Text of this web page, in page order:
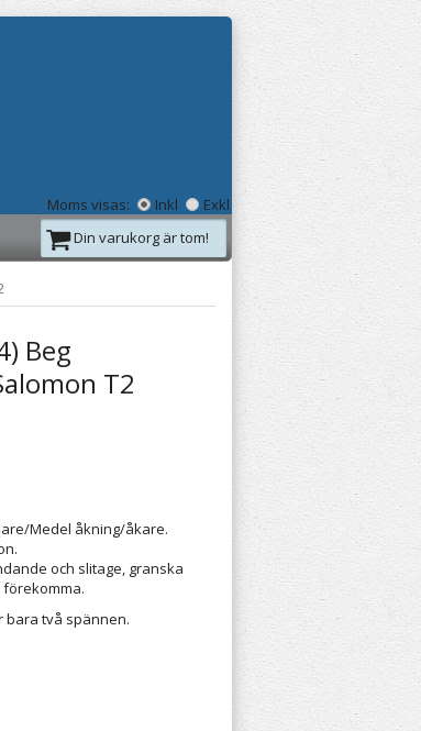
Moms visas: Inkl
Exkl
Din varukorg är tom!
Beg
T2
Medel åkning/åkare.
och slitage, granska
bara två spännen.